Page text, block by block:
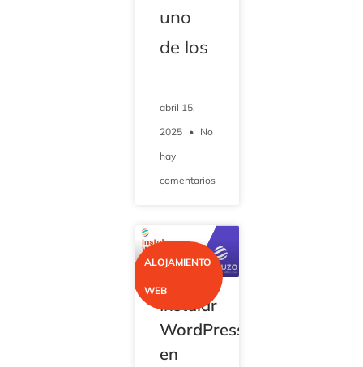
uno
de los
abril 15,
2025
No
hay
comentarios
ALOJAMIENTO
WEB
Instalar
WordPress
en